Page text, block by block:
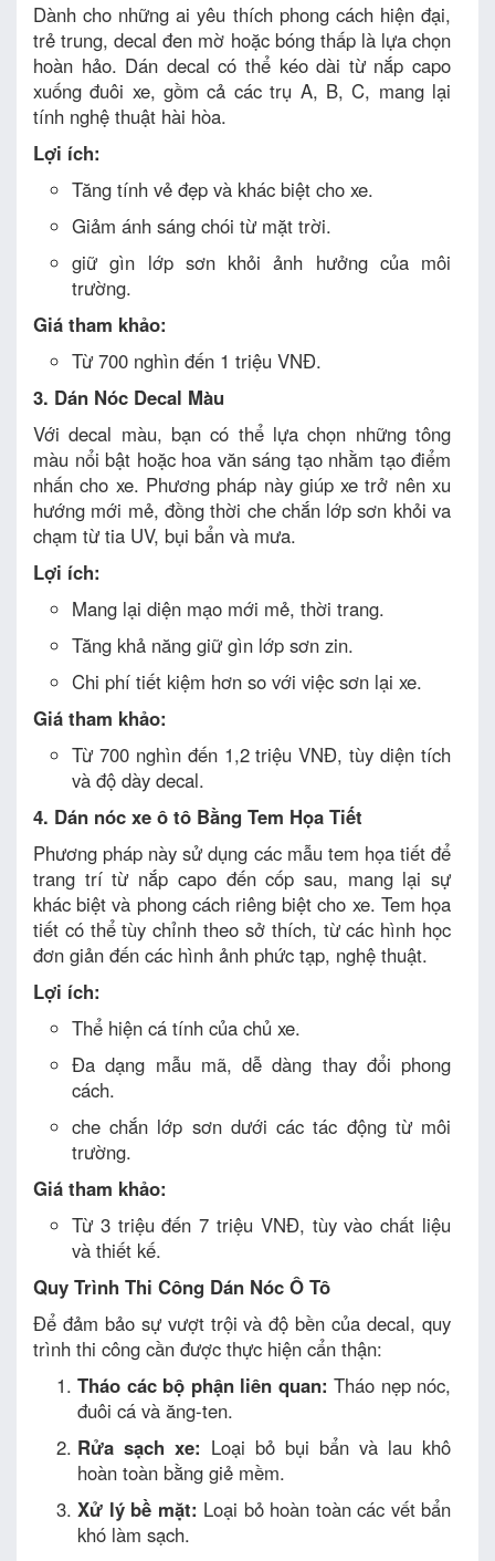
Dành cho những ai yêu thích phong cách hiện đại,
trẻ trung, decal đen mờ hoặc bóng thấp là lựa chọn
hoàn hảo. Dán decal có thể kéo dài từ nắp capo
xuống đuôi xe, gồm cả các trụ A, B, C, mang lại
tính nghệ thuật hài hòa.
Lợi ích:
Tăng tính vẻ đẹp và khác biệt cho xe.
Giảm ánh sáng chói từ mặt trời.
giữ gìn lớp sơn khỏi ảnh hưởng của môi
trường.
Giá tham khảo:
Từ 700 nghìn đến 1 triệu VNĐ.
3. Dán Nóc Decal Màu
Với decal màu, bạn có thể lựa chọn những tông
màu nổi bật hoặc hoa văn sáng tạo nhằm tạo điểm
nhấn cho xe. Phương pháp này giúp xe trở nên xu
hướng mới mẻ, đồng thời che chắn lớp sơn khỏi va
chạm từ tia UV, bụi bẩn và mưa.
Lợi ích:
Mang lại diện mạo mới mẻ, thời trang.
Tăng khả năng giữ gìn lớp sơn zin.
Chi phí tiết kiệm hơn so với việc sơn lại xe.
Giá tham khảo:
Từ 700 nghìn đến 1,2 triệu VNĐ, tùy diện tích
và độ dày decal.
4. Dán nóc xe ô tô Bằng Tem Họa Tiết
Phương pháp này sử dụng các mẫu tem họa tiết để
trang trí từ nắp capo đến cốp sau, mang lại sự
khác biệt và phong cách riêng biệt cho xe. Tem họa
tiết có thể tùy chỉnh theo sở thích, từ các hình học
đơn giản đến các hình ảnh phức tạp, nghệ thuật.
Lợi ích:
Thể hiện cá tính của chủ xe.
Đa dạng mẫu mã, dễ dàng thay đổi phong
cách.
che chắn lớp sơn dưới các tác động từ môi
trường.
Giá tham khảo:
Từ 3 triệu đến 7 triệu VNĐ, tùy vào chất liệu
và thiết kế.
Quy Trình Thi Công Dán Nóc Ô Tô
Để đảm bảo sự vượt trội và độ bền của decal, quy
trình thi công cần được thực hiện cẩn thận:
Tháo các bộ phận liên quan: Tháo nẹp nóc,
đuôi cá và ăng-ten.
Rửa sạch xe: Loại bỏ bụi bẩn và lau khô
hoàn toàn bằng giẻ mềm.
Xử lý bề mặt: Loại bỏ hoàn toàn các vết bẩn
khó làm sạch.